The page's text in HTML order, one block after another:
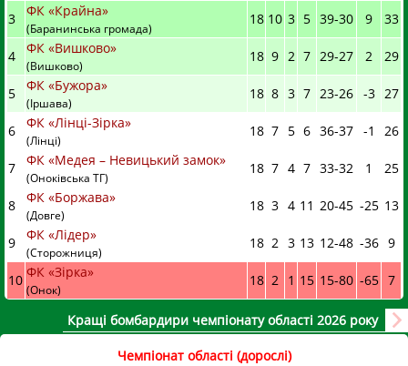
3 ФК «Крайна»
(Баранинська громада)
18 10 3 5 39-30 9 33
4 ФК «Вишково»
(Вишково)
18 9 2 7 29-27 2 29
5 ФК «Бужора»
(Іршава)
18 8 3 7 23-26 -3 27
6 ФК «Лінці-Зірка»
(Лінці)
18 7 5 6 36-37 -1 26
7 ФК «Медея – Невицький замок»
(Оноківська ТГ)
18 7 4 7 33-32 1 25
8 ФК «Боржава»
(Довге)
18 3 4 11 20-45 -25 13
9 ФК «Лідер»
(Сторожниця)
18 2 3 13 12-48 -36 9
10 ФК «Зірка»
(Онок)
18 2 1 15 15-80 -65 7
Кращі бомбардири чемпіонату області 2026 року
Чемпіонат області (дорослі)